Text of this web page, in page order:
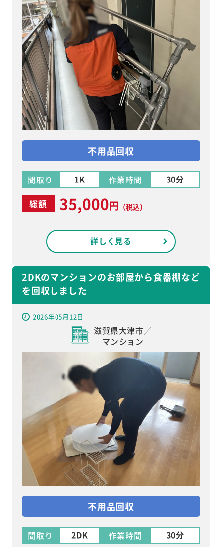
不用品回収
間取り 1K 作業時間 30分
総額 35,000円 （税込）
詳しく見る
2DKのマンションのお部屋から食器棚など
を回収しました
2026年05月12日
滋賀県大津市／
マンション
不用品回収
間取り 2DK 作業時間 30分